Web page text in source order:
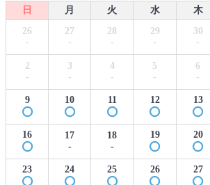
日 月 火 水 木
26
-
27
-
28
-
29
-
30
-
2
-
3
-
4
-
5
-
6
-
9 10 11 12 13
16
17
-
18
-
19 20
23 24 25 26 27